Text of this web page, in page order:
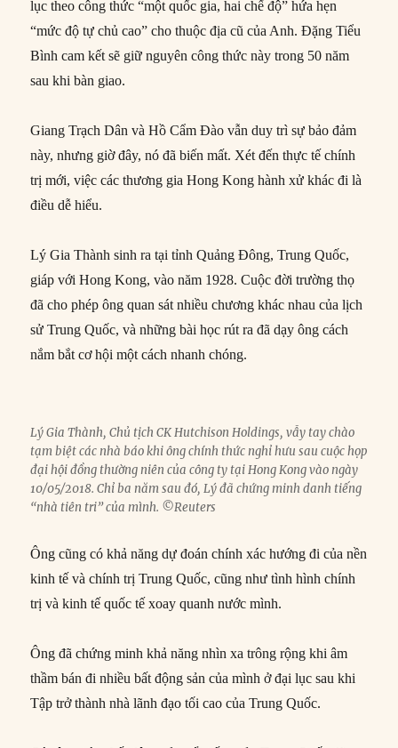
lục theo công thức “một quốc gia, hai chế độ” hứa hẹn
“mức độ tự chủ cao” cho thuộc địa cũ của Anh. Đặng Tiểu
Bình cam kết sẽ giữ nguyên công thức này trong 50 năm
sau khi bàn giao.
Giang Trạch Dân và Hồ Cẩm Đào vẫn duy trì sự bảo đảm
này, nhưng giờ đây, nó đã biến mất. Xét đến thực tế chính
trị mới, việc các thương gia Hong Kong hành xử khác đi là
điều dễ hiểu.
Lý Gia Thành sinh ra tại tỉnh Quảng Đông, Trung Quốc,
giáp với Hong Kong, vào năm 1928. Cuộc đời trường thọ
đã cho phép ông quan sát nhiều chương khác nhau của lịch
sử Trung Quốc, và những bài học rút ra đã dạy ông cách
nắm bắt cơ hội một cách nhanh chóng.
Lý Gia Thành, Chủ tịch CK Hutchison Holdings, vẫy tay chào
tạm biệt các nhà báo khi ông chính thức nghỉ hưu sau cuộc họp
đại hội đồng thường niên của công ty tại Hong Kong vào ngày
10/05/2018. Chỉ ba năm sau đó, Lý đã chứng minh danh tiếng
“nhà tiên tri” của mình. ©Reuters
Ông cũng có khả năng dự đoán chính xác hướng đi của nền
kinh tế và chính trị Trung Quốc, cũng như tình hình chính
trị và kinh tế quốc tế xoay quanh nước mình.
Ông đã chứng minh khả năng nhìn xa trông rộng khi âm
thầm bán đi nhiều bất động sản của mình ở đại lục sau khi
Tập trở thành nhà lãnh đạo tối cao của Trung Quốc.